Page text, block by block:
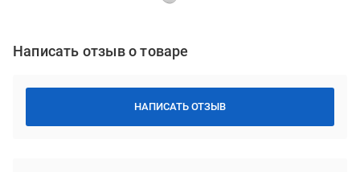
Написать отзыв о товаре
НАПИСАТЬ ОТЗЫВ